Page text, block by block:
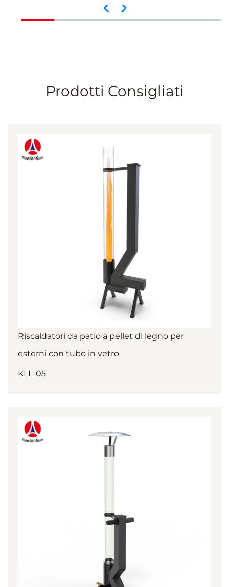
Prodotti Consigliati
Riscaldatori da patio a pellet di legno per
esterni con tubo in vetro
KLL-05